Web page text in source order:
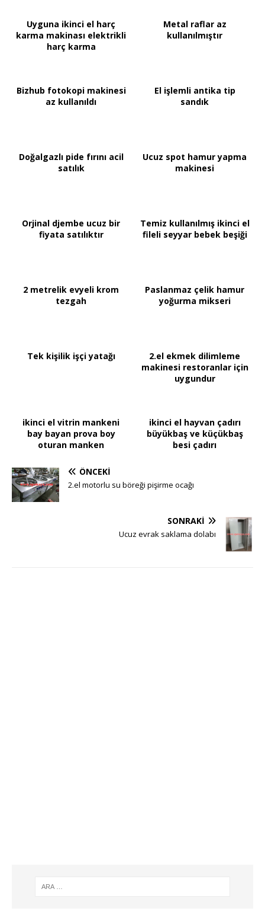
Uyguna ikinci el harç
karma makinası elektrikli
harç karma
Metal raflar az
kullanılmıştır
Bizhub fotokopi makinesi
az kullanıldı
El işlemli antika tip
sandık
Doğalgazlı pide fırını acil
satılık
Ucuz spot hamur yapma
makinesi
Orjinal djembe ucuz bir
fiyata satılıktır
Temiz kullanılmış ikinci el
fileli seyyar bebek beşiği
2 metrelik evyeli krom
tezgah
Paslanmaz çelik hamur
yoğurma mikseri
Tek kişilik işçi yatağı
2.el ekmek dilimleme
makinesi restoranlar için
uygundur
ikinci el vitrin mankeni
bay bayan prova boy
oturan manken
ikinci el hayvan çadırı
büyükbaş ve küçükbaş
besi çadırı
ÖNCEKI
2.el motorlu su böreği pişirme ocağı
SONRAKI
Ucuz evrak saklama dolabı